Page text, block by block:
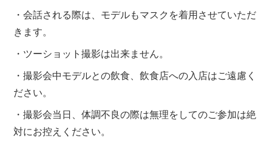
・会話される際は、モデルもマスクを着用させていただ
きます。
・ツーショット撮影は出来ません。
・撮影会中モデルとの飲食、飲食店への入店はご遠慮く
ださい。
・撮影会当日、体調不良の際は無理をしてのご参加は絶
対にお控えください。